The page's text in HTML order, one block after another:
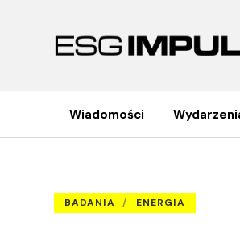
Wiadomości
BADANIA ENERGIA